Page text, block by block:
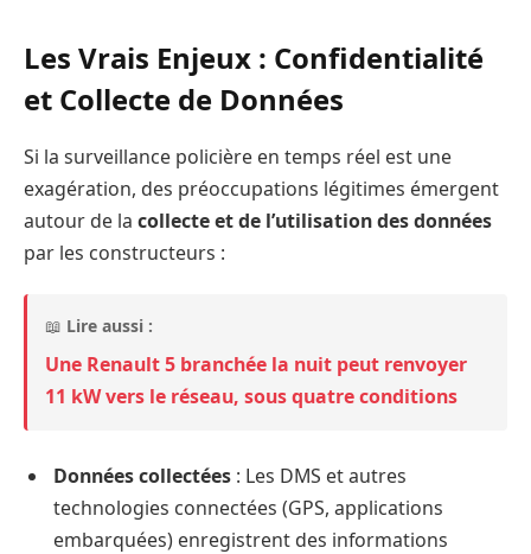
Les Vrais Enjeux : Confidentialité
et Collecte de Données
Si la surveillance policière en temps réel est une
exagération, des préoccupations légitimes émergent
autour de la collecte et de l’utilisation des données
par les constructeurs :
📖 Lire aussi :
Une Renault 5 branchée la nuit peut renvoyer
11 kW vers le réseau, sous quatre conditions
Données collectées : Les DMS et autres
technologies connectées (GPS, applications
embarquées) enregistrent des informations